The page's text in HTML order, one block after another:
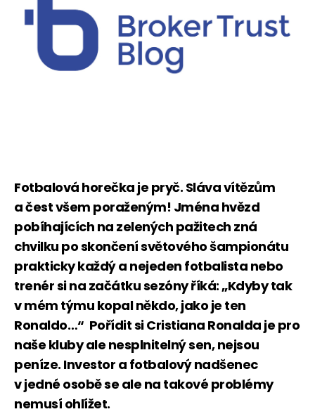
Fotbalová horečka je pryč. Sláva vítězům
a čest všem poraženým! Jména hvězd
pobíhajících na zelených pažitech zná
chvilku po skončení světového šampionátu
prakticky každý a nejeden fotbalista nebo
trenér si na začátku sezóny říká: „Kdyby tak
v mém týmu kopal někdo, jako je ten
Ronaldo…“ Pořídit si Cristiana Ronalda je pro
naše kluby ale nesplnitelný sen, nejsou
peníze. Investor a fotbalový nadšenec
v jedné osobě se ale na takové problémy
nemusí ohlížet.